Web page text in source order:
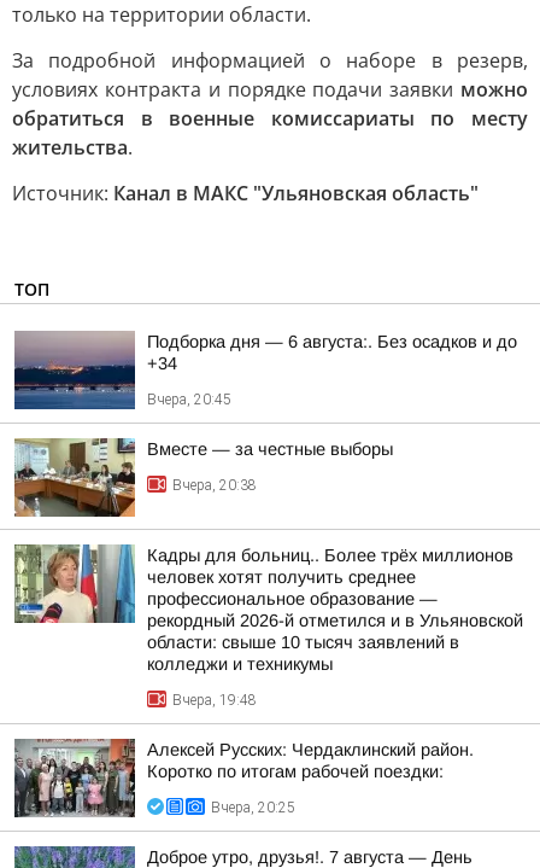
только на территории области.
За подробной информацией о наборе в резерв,
условиях контракта и порядке подачи заявки можно
обратиться в военные комиссариаты по месту
жительства.
Источник: Канал в МАКС "Ульяновская область"
ТОП
Подборка дня — 6 августа:. Без осадков и до
+34
Вчера, 20:45
Вместе — за честные выборы
Вчера, 20:38
Кадры для больниц.. Более трёх миллионов
человек хотят получить среднее
профессиональное образование —
рекордный 2026-й отметился и в Ульяновской
области: свыше 10 тысяч заявлений в
колледжи и техникумы
Вчера, 19:48
Алексей Русских: Чердаклинский район.
Коротко по итогам рабочей поездки:
Вчера, 20:25
Доброе утро, друзья!. 7 августа — День